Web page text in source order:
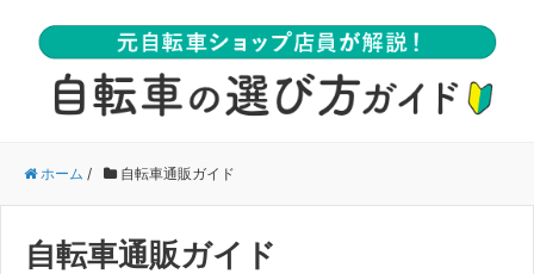
ホーム / 自転車通販ガイド
自転車通販ガイド